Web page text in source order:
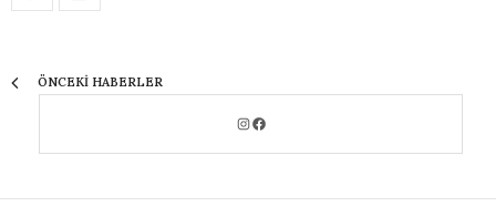
ÖNCEKI HABERLER